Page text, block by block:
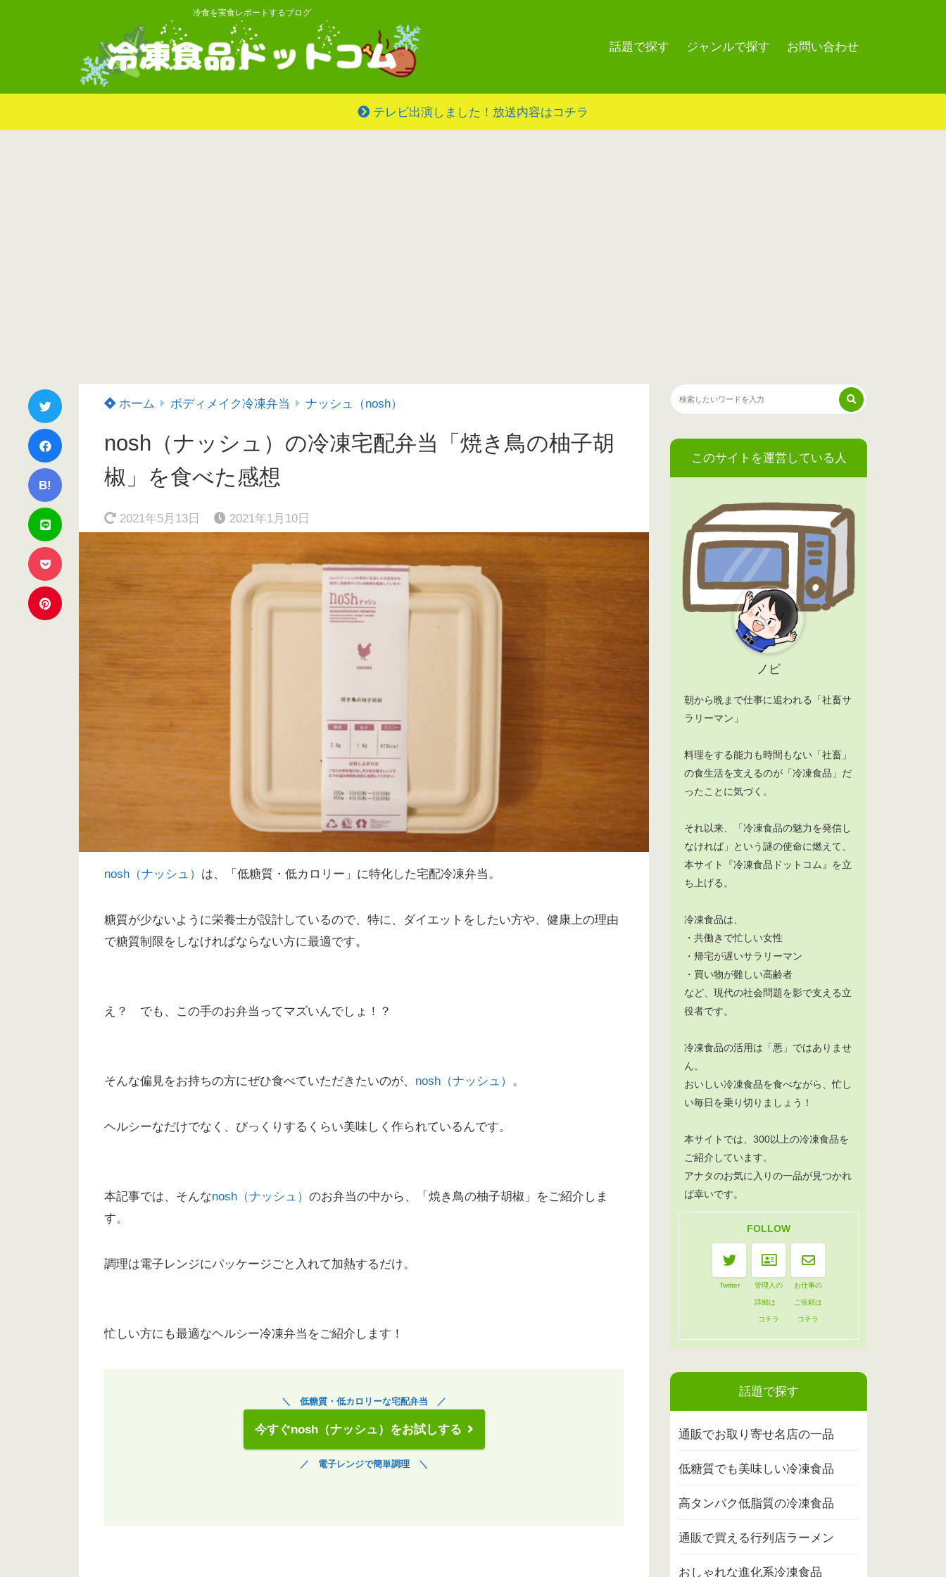
冷食を実食レポートするブログ
話題で探す ジャンルで探す お問い合わせ
テレビ出演しました！放送内容はコチラ
B!
ホーム ボディメイク冷凍弁当 ナッシュ（nosh）
nosh（ナッシュ）の冷凍宅配弁当「焼き鳥の柚子胡
椒」を食べた感想
2021年5月13日 2021年1月10日
nosh（ナッシュ） は、「低糖質・低カロリー」に特化した宅配冷凍弁当。
糖質が少ないように栄養士が設計しているので、特に、ダイエットをしたい方や、健康上の理由
で糖質制限をしなければならない方に最適です。
え？ でも、この手のお弁当ってマズいんでしょ！？
そんな偏見をお持ちの方にぜひ食べていただきたいのが、 nosh（ナッシュ） 。
ヘルシーなだけでなく、びっくりするくらい美味しく作られているんです。
本記事では、そんなnosh（ナッシュ） のお弁当の中から、「焼き鳥の柚子胡椒」をご紹介しま
す。
調理は電子レンジにパッケージごと入れて加熱するだけ。
忙しい方にも最適なヘルシー冷凍弁当をご紹介します！
＼ 低糖質・低カロリーな宅配弁当 ／
今すぐnosh（ナッシュ）をお試しする
／ 電子レンジで簡単調理 ＼
このサイトを運営している人
ノビ
朝から晩まで仕事に追われる「社畜サ
ラリーマン」
料理をする能力も時間もない「社畜」
の食生活を支えるのが「冷凍食品」だ
ったことに気づく。
それ以来、「冷凍食品の魅力を発信し
なければ」という謎の使命に燃えて、
本サイト『冷凍食品ドットコム』を立
ち上げる。
冷凍食品は、
・共働きで忙しい女性
・帰宅が遅いサラリーマン
・買い物が難しい高齢者
など、現代の社会問題を影で支える立
役者です。
冷凍食品の活用は「悪」ではありませ
ん。
おいしい冷凍食品を食べながら、忙し
い毎日を乗り切りましょう！
本サイトでは、300以上の冷凍食品を
ご紹介しています。
アナタのお気に入りの一品が見つかれ
ば幸いです。
FOLLOW
Twitter 管理人の
詳細は
コチラ
お仕事の
ご依頼は
コチラ
話題で探す
通販でお取り寄せ名店の一品
低糖質でも美味しい冷凍食品
高タンパク低脂質の冷凍食品
通販で買える行列店ラーメン
おしゃれな進化系冷凍食品